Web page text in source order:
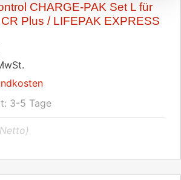
CHARGE-PAK Set L für
Plus / LIFEPAK EXPRESS
3-5 Tage